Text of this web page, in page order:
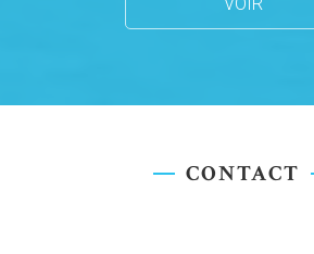
VOIR
CONTACT